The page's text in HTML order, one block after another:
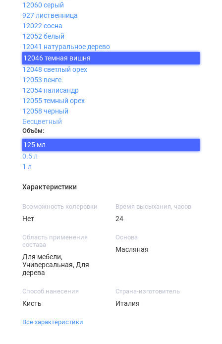
12060 серый
927 лиственница
12022 сосна
12052 белый
12041 натуральное дерево
12046 темная вишня
12048 светлый орех
12053 венге
12054 палисандр
12055 темный орех
12058 черный
Бесцветный
Объём:
125 мл
0.5 л
1 л
Характеристики
Возможность колеровки
Нет
Время высыхания, часов
24
Область применения
состава
Для мебели,
Универсальная, Для
дерева
Основа
Масляная
Способ нанесения
Кисть
Страна-изготовитель
Италия
Все характеристики